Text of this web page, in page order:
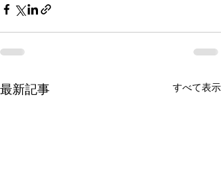
最新記事 すべて表示